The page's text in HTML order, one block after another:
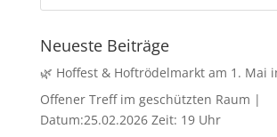
Neueste Beiträge
🌿 Hoffest & Hoftrödelmarkt am 1. Mai
Offener Treff im geschützten Raum |
Datum:25.02.2026 Zeit: 19 Uhr